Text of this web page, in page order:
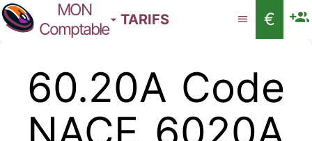
MON
Comptable
TARIFS €
60.20A Code